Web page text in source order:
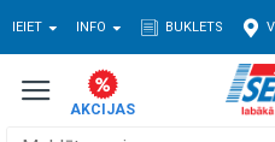
IEIET INFO BUKLETS